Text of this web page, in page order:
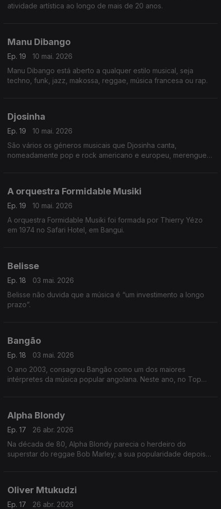
atividade artística ao longo de mais de 20 anos.
Manu Dibango
Ep. 19
10 mai. 2026
Manu Dibango está aberto a qualquer estilo musical, seja
techno, funk, jazz, makossa, reggae, música francesa ou rap.
Djosinha
Ep. 19
10 mai. 2026
São vários os géneros musicais que Djosinha canta,
nomeadamente pop e rock americano e europeu, merengue
A orquestra Formidable Musiki
Ep. 19
10 mai. 2026
A orquestra Formidable Musiki foi formada por Thierry Yézo
em 1974 no Safari Hotel, em Bangui.
Belisse
Ep. 18
03 mai. 2026
Belisse não duvida que a música é “um investimento a longo
prazo”.
Bangão
Ep. 18
03 mai. 2026
O ano 2003, consagrou Bangão como um dos maiores
intérpretes da música popular angolana. Neste ano, no Top
Alpha Blondy
Ep. 17
26 abr. 2026
Na década de 80, Alpha Blondy parecia o herdeiro do
superstar do reggae Bob Marley; a sua popularidade depois
Oliver Mtukudzi
Ep. 17
26 abr. 2026